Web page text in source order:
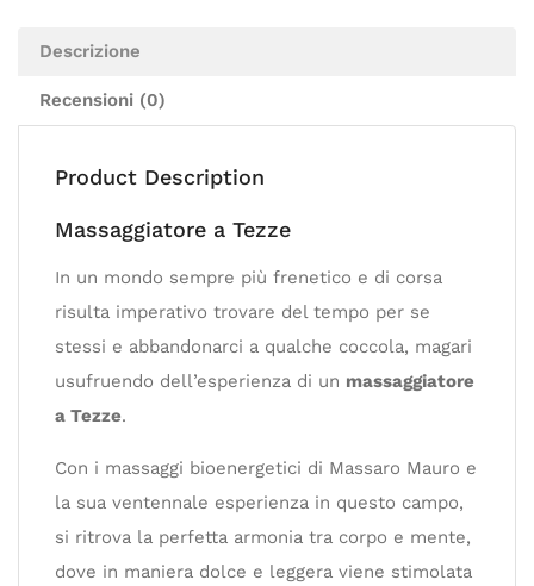
Descrizione
Recensioni (0)
Product Description
Massaggiatore a Tezze
In un mondo sempre più frenetico e di corsa
risulta imperativo trovare del tempo per se
stessi e abbandonarci a qualche coccola, magari
usufruendo dell’esperienza di un massaggiatore
a Tezze.
Con i massaggi bioenergetici di Massaro Mauro e
la sua ventennale esperienza in questo campo,
si ritrova la perfetta armonia tra corpo e mente,
dove in maniera dolce e leggera viene stimolata